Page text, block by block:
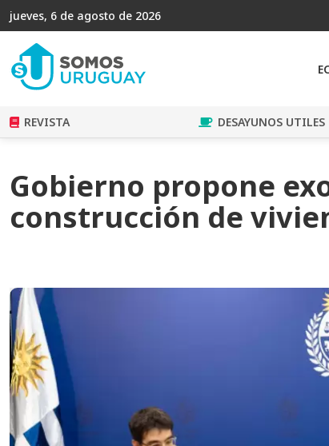
jueves, 6 de agosto de 2026
REVISTA DESAYUNOS UTILES
Gobierno propone
construcción de